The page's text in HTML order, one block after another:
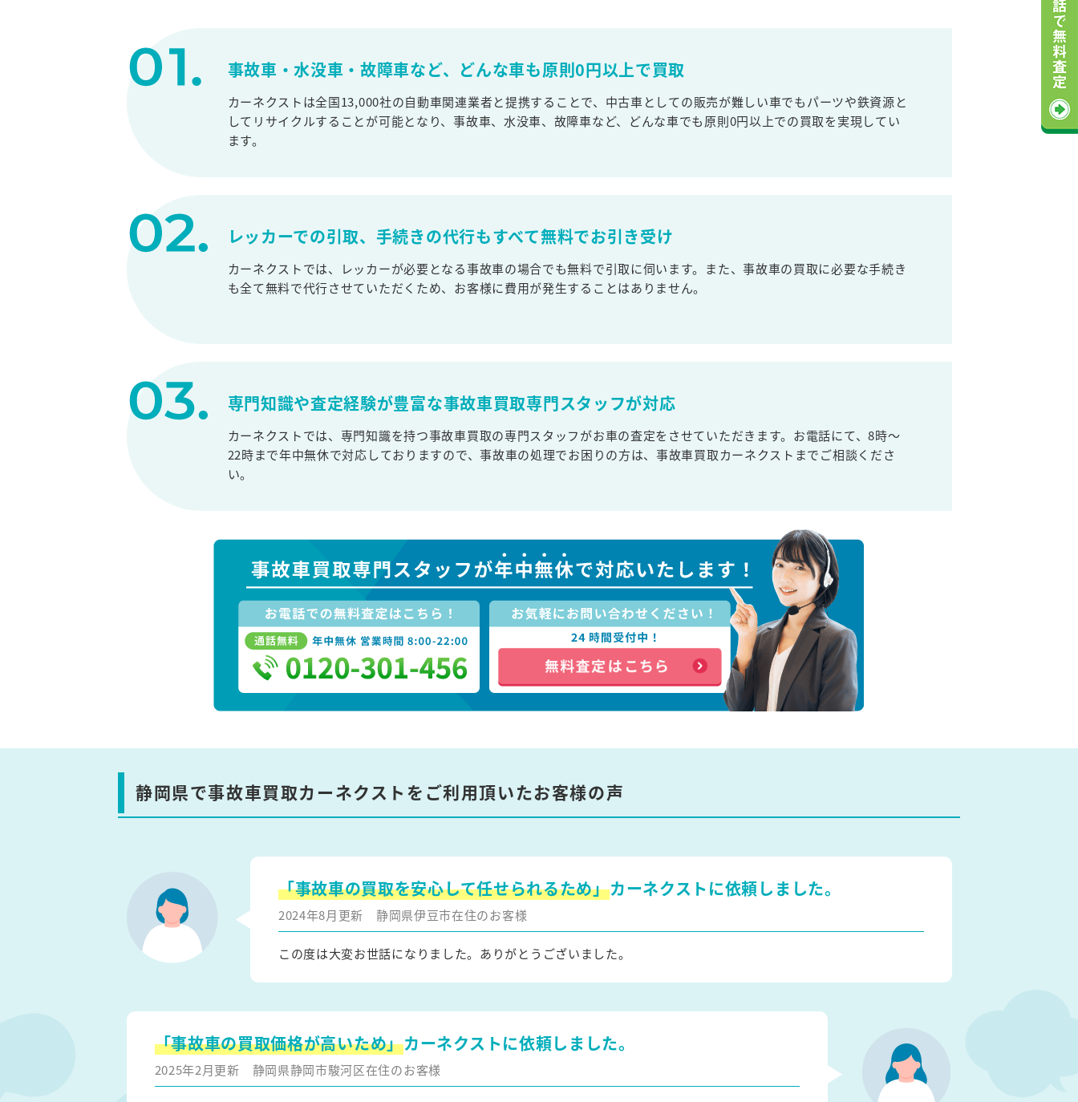
事故車・水没車・故障車など、どんな車も原則0円以上で買取
カーネクストは全国13,000社の自動車関連業者と提携することで、中古車としての販売が難しい車でもパーツや鉄資源と
してリサイクルすることが可能となり、事故車、水没車、故障車など、どんな車でも原則0円以上での買取を実現してい
ます。
レッカーでの引取、手続きの代行もすべて無料でお引き受け
カーネクストでは、レッカーが必要となる事故車の場合でも無料で引取に伺います。また、事故車の買取に必要な手続き
も全て無料で代行させていただくため、お客様に費用が発生することはありません。
専門知識や査定経験が豊富な事故車買取専門スタッフが対応
カーネクストでは、専門知識を持つ事故車買取の専門スタッフがお車の査定をさせていただきます。お電話にて、8時～
22時まで年中無休で対応しておりますので、事故車の処理でお困りの方は、事故車買取カーネクストまでご相談くださ
い。
静岡県で事故車買取カーネクストをご利用頂いたお客様の声
「事故車の買取を安心して任せられるため」カーネクストに依頼しました。
2024年8月更新 静岡県伊豆市在住のお客様
この度は大変お世話になりました。ありがとうございました。
「事故車の買取価格が高いため」カーネクストに依頼しました。
2025年2月更新 静岡県静岡市駿河区在住のお客様